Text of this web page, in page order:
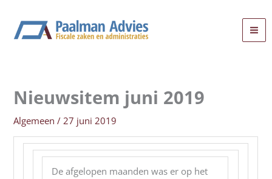
Nieuwsitem juni 2019
Algemeen /27 juni 2019
De afgelopen maanden was er op het